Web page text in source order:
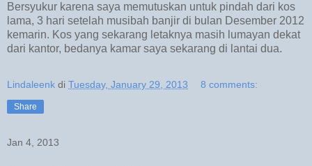
Bersyukur karena saya memutuskan untuk pindah dari kos
lama, 3 hari setelah musibah banjir di bulan Desember 2012
kemarin. Kos yang sekarang letaknya masih lumayan dekat
dari kantor, bedanya kamar saya sekarang di lantai dua.
Lindaleenk di Tuesday, January 29, 2013 8 comments:
Share
Jan 4, 2013